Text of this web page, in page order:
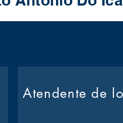
Atendente de